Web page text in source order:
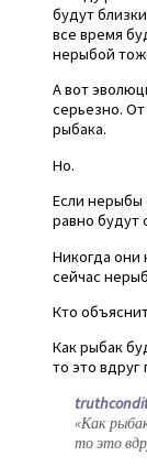
будут
все время
нерыбой
А вот
серьезно. От
рыбака.
Но.
Если нерыбы
равно будут
Никогда они
сейчас
Кто
Как рыбак
то это вдруг
«Как
то это